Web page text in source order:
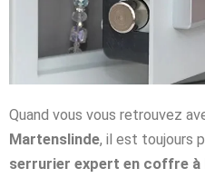
Quand vous vous retrouvez
Martenslinde, il est toujours
serrurier expert en coffre à